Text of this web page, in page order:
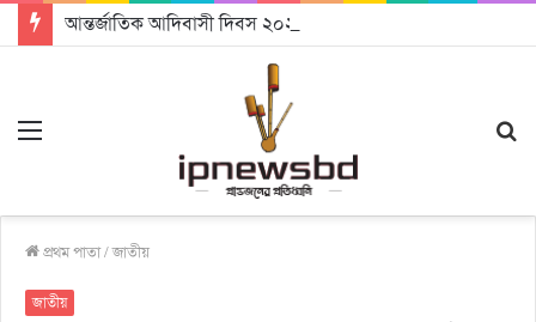
প্রথম পাতা/জাতীয়
জাতীয়